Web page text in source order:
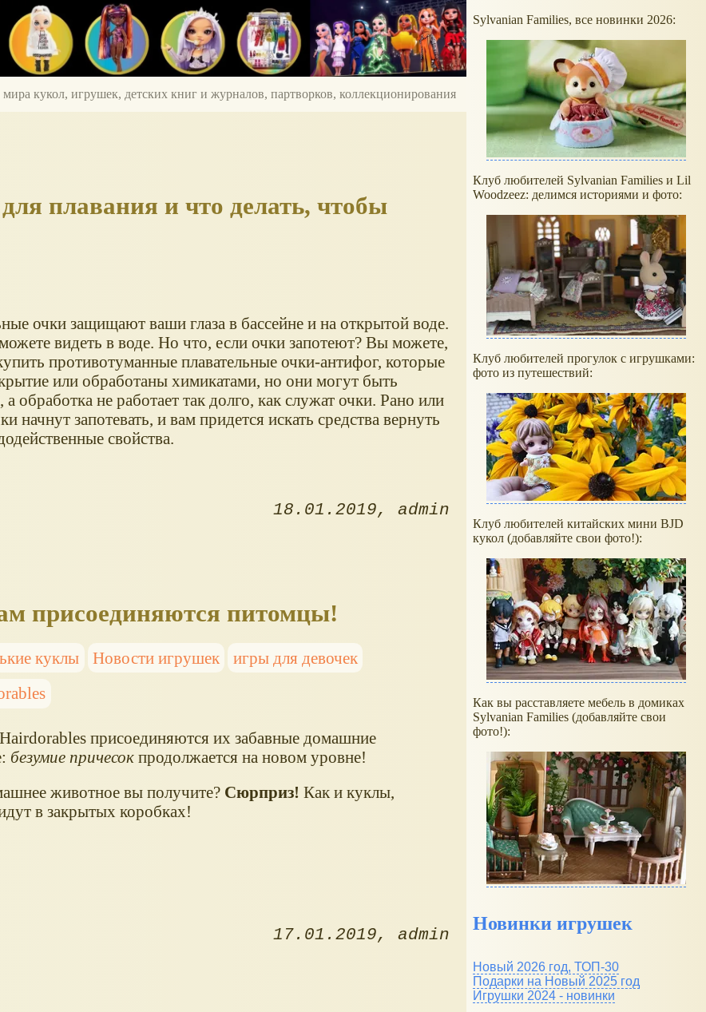
кукол, игрушек, детских книг и журналов, партворков, коллекционирования
плавания и что делать, чтобы
очки защищают ваши глаза в бассейне и на открытой воде.
видеть в воде. Но что, если очки запотеют? Вы можете,
противотуманные плавательные очки-антифог, которые
или обработаны химикатами, но они могут быть
обработка не работает так долго, как служат очки. Рано или
начнут запотевать, и вам придется искать средства вернуть
свойства.
18.01.2019 admin
присоединяются питомцы!
куклы Новости игрушек
игры для девочек
присоединяются их забавные домашние
безумие причесокпродолжается на новом уровне!
животное вы получите? Сюрприз! Как и куклы,
в закрытых коробках!
17.01.2019 admin
Sylvanian Families, все новинки 2026:
Клуб любителей Sylvanian Families и Lil
Woodzeez: делимся историями и фото:
Клуб любителей прогулок с игрушками:
фото из путешествий:
Клуб любителей китайских мини BJD
кукол (добавляйте свои фото!):
Как вы расставляете мебель в домиках
Sylvanian Families (добавляйте свои
фото!):
Новинки игрушек
Новый 2026 год, ТОП-30
Подарки на Новый 2025 год
Игрушки 2024 - новинки